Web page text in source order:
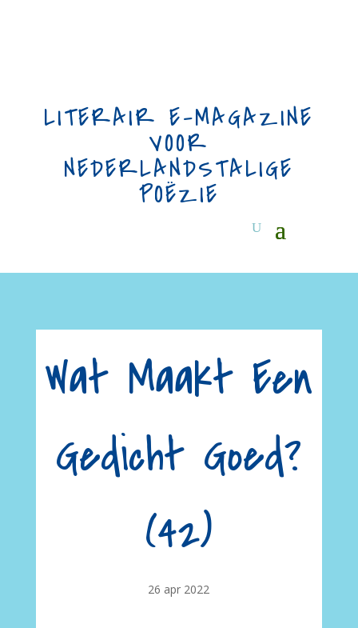
LITERAIR E-MAGAZINE
VOOR
NEDERLANDSTALIGE
POËZIE
Wat Maakt Een
Gedicht Goed?
(42)
26 apr 2022